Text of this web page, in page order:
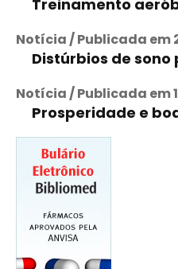
Treinamento
Notícia / Publicada em
Distúrbios de
Notícia / Publicada em
Prosperidade e